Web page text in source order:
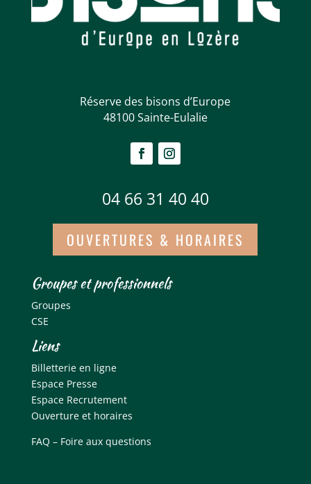
Réserve des bisons d’Europe
48100 Sainte-Eulalie
04 66 31 40 40
OUVERTURES & HORAIRES
Groupes et professionnels
Groupes
CSE
Liens
Billetterie en ligne
Espace Presse
Espace Recrutement
Ouverture et horaires
FAQ – Foire aux questions